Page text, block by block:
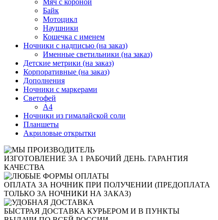
Мяч с короной
Байк
Мотоцикл
Наушники
Кошечка с именем
Ночники с надписью (на заказ)
Именные светильники (на заказ)
Детские метрики (на заказ)
Корпоративные (на заказ)
Дополнения
Ночники с маркерами
Светофей
А4
Ночники из гималайской соли
Планшеты
Акриловые открытки
ИЗГОТОВЛЕНИЕ ЗА 1 РАБОЧИЙ ДЕНЬ. ГАРАНТИЯ
КАЧЕСТВА
ОПЛАТА ЗА НОЧНИК ПРИ ПОЛУЧЕНИИ (ПРЕДОПЛАТА
ТОЛЬКО ЗА НОЧНИКИ НА ЗАКАЗ)
БЫСТРАЯ ДОСТАВКА КУРЬЕРОМ И В ПУНКТЫ